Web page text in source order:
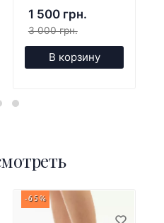
1 500 грн.
3 000 грн.
В корзину
-65%